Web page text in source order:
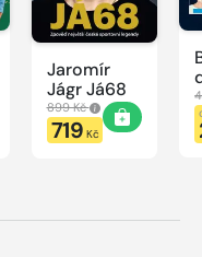
Jaromír
Jágr Já68
899 Kč
719 Kč